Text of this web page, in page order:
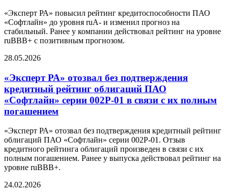
«Эксперт РА» повысил рейтинг кредитоспособности ПАО
«Софтлайн» до уровня ruA- и изменил прогноз на
стабильный. Ранее у компании действовал рейтинг на уровне
ruBBB+ с позитивным прогнозом.
28.05.2026
«Эксперт РА» отозвал без подтверждения
кредитный рейтинг облигаций ПАО
«Софтлайн» серии 002Р-01 в связи с их полным
погашением
«Эксперт РА» отозвал без подтверждения кредитный рейтинг
облигаций ПАО «Софтлайн» серии 002Р-01. Отзыв
кредитного рейтинга облигаций произведен в связи с их
полным погашением. Ранее у выпуска действовал рейтинг на
уровне ruBBB+.
24.02.2026